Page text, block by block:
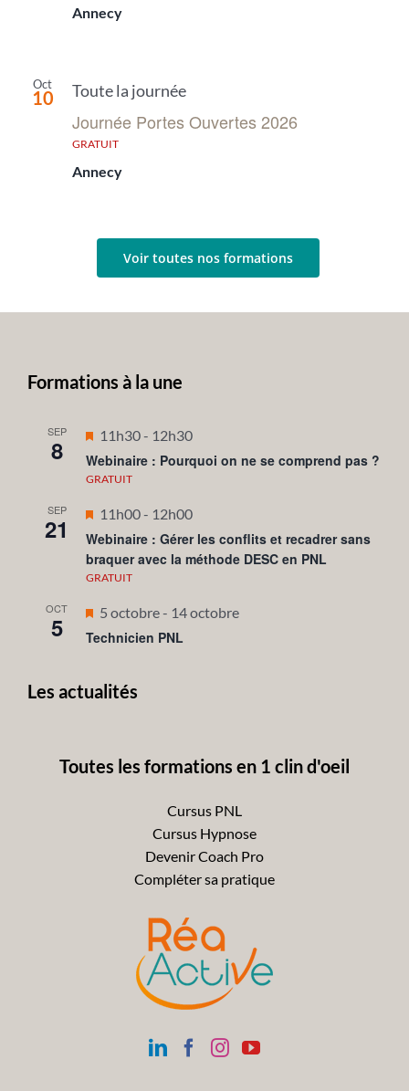
Annecy
Oct
10 Toute la journée
Journée Portes Ouvertes 2026
GRATUIT
Annecy
Voir toutes nos formations
Formations à la une
SEP
8
Mis
en
avant
11h30- 12h30
Webinaire : Pourquoi on ne se comprend pas ?
GRATUIT
SEP
21
Mis
en
avant
11h00- 12h00
Webinaire : Gérer les conflits et recadrer sans
braquer avec la méthode DESC en PNL
GRATUIT
OCT
5
Mis
en
5 octobre- 14 octobre
Technicien PNL
Les actualités
Toutes les formations en 1 clin d'oeil
Cursus PNL
Cursus Hypnose
Devenir Coach Pro
Compléter sa pratique